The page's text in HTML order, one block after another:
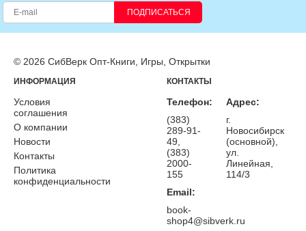
ПОДПИСАТЬСЯ
© 2026 СибВерк Опт-Книги, Игры, Открытки
ИНФОРМАЦИЯ
Условия
соглашения
О компании
Новости
Контакты
Политика
конфиденциальности
КОНТАКТЫ
Телефон:
(383)
289-91-
49,
(383)
2000-
155
Email:
book-
shop4@sibverk.ru
Адрес:
г.
Новосибирск
(основной),
ул.
Линейная,
114/3